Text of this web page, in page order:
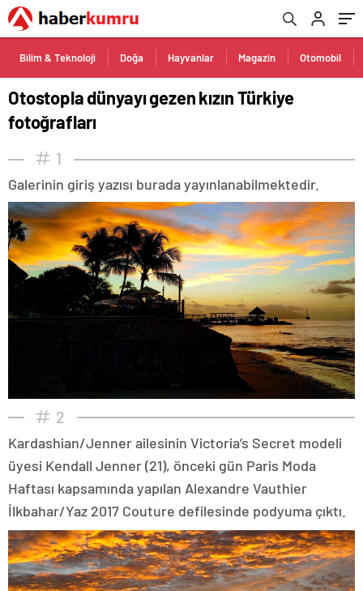
Bilim & Teknoloji Doğa Hayvanlar Magazin Otomobil
Otostopla dünyayı gezen kızın Türkiye
fotoğrafları
1
Galerinin giriş yazısı burada yayınlanabilmektedir.
2
Kardashian/Jenner ailesinin Victoria’s Secret modeli
üyesi Kendall Jenner (21), önceki gün Paris Moda
Haftası kapsamında yapılan Alexandre Vauthier
İlkbahar/Yaz 2017 Couture defilesinde podyuma çıktı.